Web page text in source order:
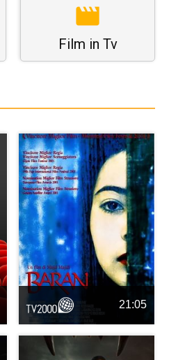
Film in Tv
21:05